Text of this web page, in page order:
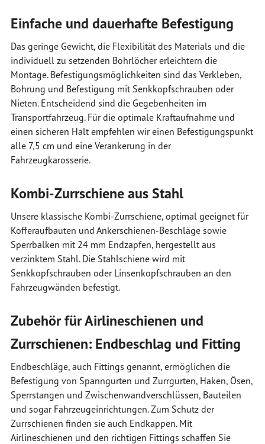
Einfache und dauerhafte Befestigung
Das geringe Gewicht, die Flexibilität des Materials und die
individuell zu setzenden Bohrlöcher erleichtern die
Montage. Befestigungsmöglichkeiten sind das Verkleben,
Bohrung und Befestigung mit Senkkopfschrauben oder
Nieten. Entscheidend sind die Gegebenheiten im
Transportfahrzeug. Für die optimale Kraftaufnahme und
einen sicheren Halt empfehlen wir einen Befestigungspunkt
alle 7,5 cm und eine Verankerung in der
Fahrzeugkarosserie.
Kombi-Zurrschiene aus Stahl
Unsere klassische Kombi-Zurrschiene, optimal geeignet für
Kofferaufbauten und Ankerschienen-Beschläge sowie
Sperrbalken mit 24 mm Endzapfen, hergestellt aus
verzinktem Stahl. Die Stahlschiene wird mit
Senkkopfschrauben oder Linsenkopfschrauben an den
Fahrzeugwänden befestigt.
Zubehör für Airlineschienen und
Zurrschienen: Endbeschlag und Fitting
Endbeschläge, auch Fittings genannt, ermöglichen die
Befestigung von Spanngurten und Zurrgurten, Haken, Ösen,
Sperrstangen und Zwischenwandverschlüssen, Bauteilen
und sogar Fahrzeugeinrichtungen. Zum Schutz der
Zurrschienen finden sie auch Endkappen. Mit
Airlineschienen und den richtigen Fittings schaffen Sie